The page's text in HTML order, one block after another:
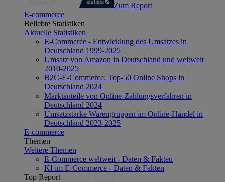
Zum Report
E-commerce
Beliebte Statistiken
Aktuelle Statistiken
E-Commerce - Entwicklung des Umsatzes in
Deutschland 1999-2025
Umsatz von Amazon in Deutschland und weltweit
2010-2025
B2C-E-Commerce: Top-50 Online Shops in
Deutschland 2024
Marktanteile von Online-Zahlungsverfahren in
Deutschland 2024
Umsatzstarke Warengruppen im Online-Handel in
Deutschland 2023-2025
E-commerce
Themen
Weitere Themen
E-Commerce weltweit - Daten & Fakten
KI im E-Commerce - Daten & Fakten
Top Report